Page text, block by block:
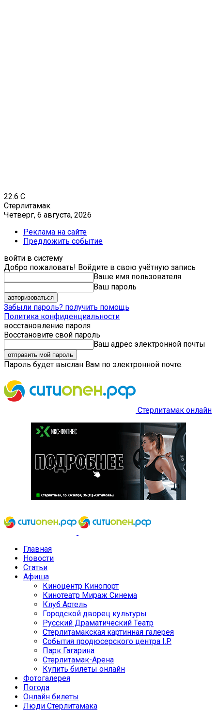
22.6 C
Стерлитамак
Четверг, 6 августа, 2026
Реклама на сайте
Предложить событие
войти в систему
Добро пожаловать! Войдите в свою учётную запись
Ваше имя пользователя
Ваш пароль
Забыли пароль? получить помощь
Политика конфиденциальности
восстановление пароля
Восстановите свой пароль
Ваш адрес электронной почты
Пароль будет выслан Вам по электронной почте.
Стерлитамак онлайн
Главная
Новости
Статьи
Афиша
Киноцентр Кинопорт
Кинотеатр Мираж Синема
Клуб Артель
Городской дворец культуры
Русский Драматический Театр
Стерлитамакская картинная галерея
События продюсерского центра I.P.
Парк Гагарина
Стерлитамак-Арена
Купить билеты онлайн
Фотогалерея
Погода
Онлайн билеты
Люди Стерлитамака